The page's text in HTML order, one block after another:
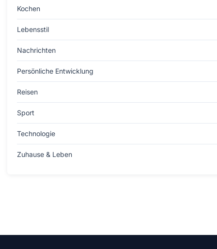
Kochen
Lebensstil
Nachrichten
Persönliche Entwicklung
Reisen
Sport
Technologie
Zuhause & Leben